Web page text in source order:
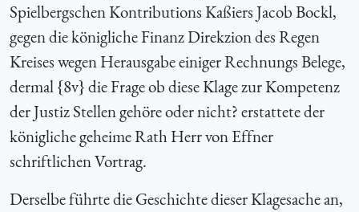
Spielbergschen Kontributions Kaßiers Jacob Bockl,
gegen die königliche Finanz Direkzion des Regen
Kreises wegen Herausgabe einiger Rechnungs Belege,
dermal {8v} die Frage ob diese Klage zur Kompetenz
der Justiz Stellen gehöre oder nicht? erstattete der
königliche geheime Rath Herr von Effner
schriftlichen Vortrag.
Derselbe führte die Geschichte dieser Klagesache an,